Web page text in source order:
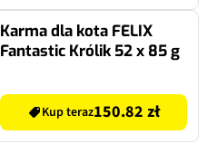
Karma dla kota FELIX
Fantastic Królik 52 x 85 g
Kup teraz150.82 zł